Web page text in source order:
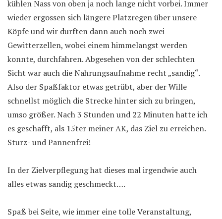
kühlen Nass von oben ja noch lange nicht vorbei. Immer
wieder ergossen sich längere Platzregen über unsere
Köpfe und wir durften dann auch noch zwei
Gewitterzellen, wobei einem himmelangst werden
konnte, durchfahren. Abgesehen von der schlechten
Sicht war auch die Nahrungsaufnahme recht „sandig“.
Also der Spaßfaktor etwas getrübt, aber der Wille
schnellst möglich die Strecke hinter sich zu bringen,
umso größer. Nach 3 Stunden und 22 Minuten hatte ich
es geschafft, als 15ter meiner AK, das Ziel zu erreichen.
Sturz- und Pannenfrei!
In der Zielverpflegung hat dieses mal irgendwie auch
alles etwas sandig geschmeckt….
Spaß bei Seite, wie immer eine tolle Veranstaltung,